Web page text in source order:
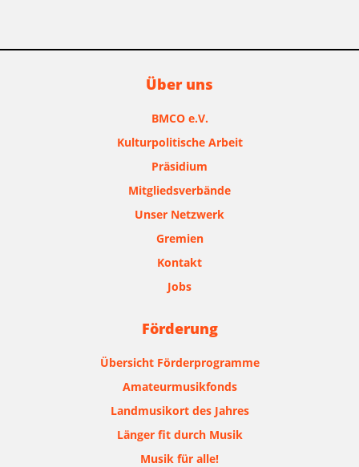
Über uns
BMCO e.V.
Kulturpolitische Arbeit
Präsidium
Mitgliedsverbände
Unser Netzwerk
Gremien
Kontakt
Jobs
Förderung
Übersicht Förderprogramme
Amateurmusikfonds
Landmusikort des Jahres
Länger fit durch Musik
Musik für alle!